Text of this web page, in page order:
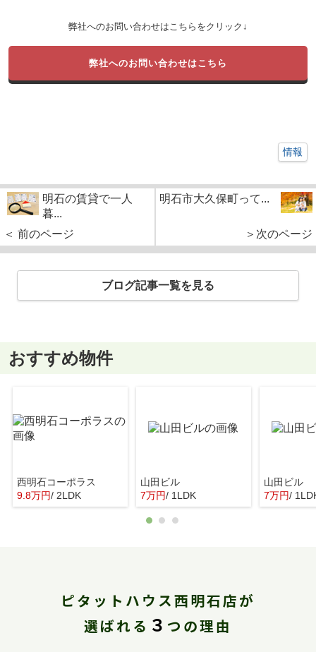
弊社へのお問い合わせはこちらをクリック↓
弊社へのお問い合わせはこちら
情報
明石の賃貸で一人
暮...
＜ 前のページ
明石市大久保町って...
＞次のページ
ブログ記事一覧を見る
おすすめ物件
西明石コーポラス
9.8万円/ 2LDK
山田ビル
7万円/ 1LDK
山田ビル
7万円/
ピタットハウス西明石店が
選ばれる ３ つの理由